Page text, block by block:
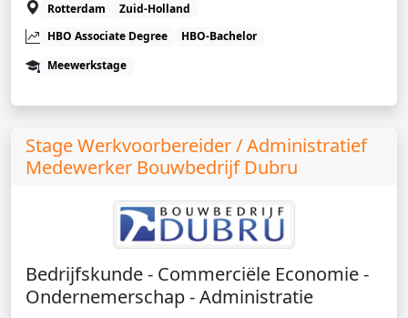
Rotterdam
Zuid-Holland
HBO Associate Degree
HBO-Bachelor
Meewerkstage
Stage Werkvoorbereider / Administratief
Medewerker Bouwbedrijf Dubru
Bedrijfskunde - Commerciële Economie -
Ondernemerschap - Administratie